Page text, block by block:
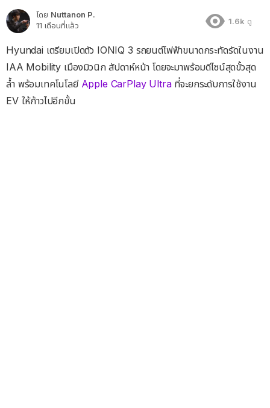
โดย Nuttanon P.
11 เดือนที่แล้ว
1.6k ดู
Hyundai เตรียมเปิดตัว IONIQ 3 รถยนต์ไฟฟ้าขนาดกระทัดรัดในงาน
IAA Mobility เมืองมิวนิก สัปดาห์หน้า โดยจะมาพร้อมดีไซน์สุดขั้วสุด
ล้ำ พร้อมเทคโนโลยี Apple CarPlay Ultraที่จะยกระดับการใช้งาน
EV ให้ก้าวไปอีกขั้น